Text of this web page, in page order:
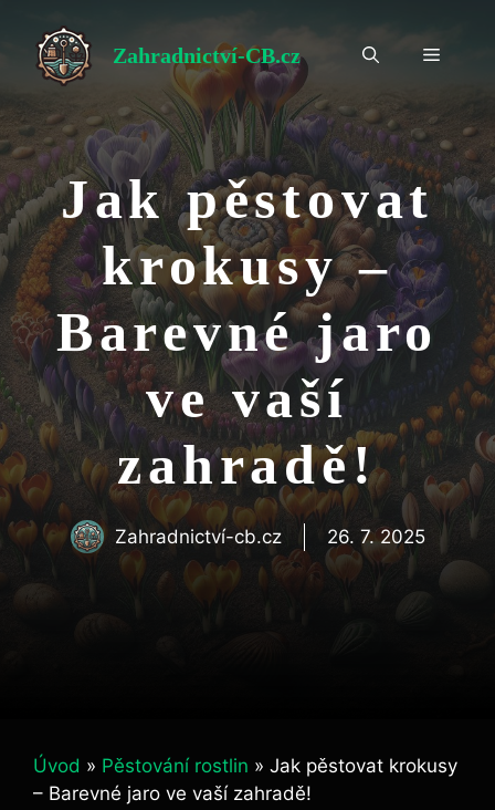
obsah
Zahradnictví-CB.cz Menu
Jak pěstovat
krokusy –
Barevné jaro
ve vaší
zahradě!
Zahradnictví-cb.cz 26. 7. 2025
Úvod » Pěstování rostlin » Jak pěstovat krokusy
– Barevné jaro ve vaší zahradě!